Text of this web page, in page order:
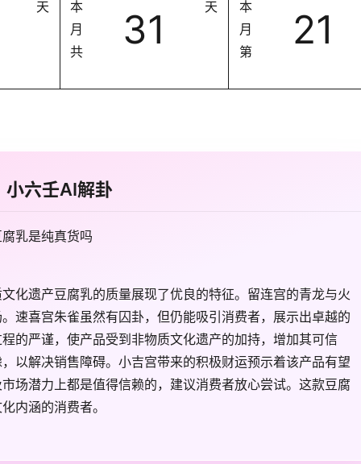
天
本
月
共
31 天
本
月
第
21
小六壬AI解卦
乳是纯真货吗
化遗产豆腐乳的质量展现了优良的特征。留连宫的青龙与火
速喜宫朱雀虽然有囚卦，但仍能吸引消费者，展示出卓越的
的严谨，使产品受到非物质文化遗产的加持，增加其可信
以解决销售障碍。小吉宫带来的积极财运预示着该产品有望
场潜力上都是值得信赖的，建议消费者放心尝试。这款豆腐
内涵的消费者。